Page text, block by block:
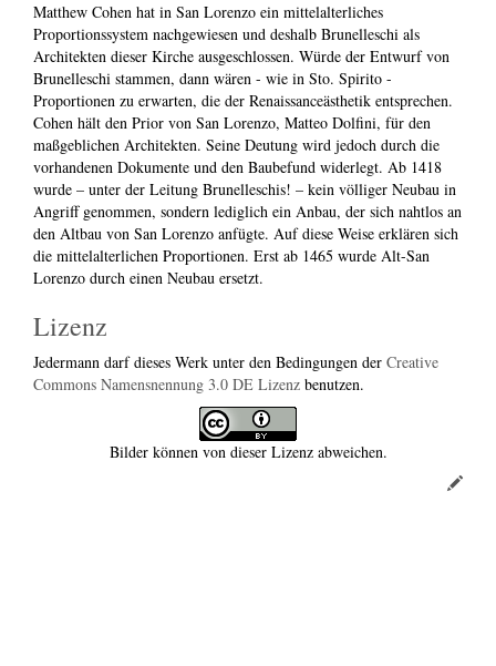
Matthew Cohen hat in San Lorenzo ein mittelalterliches
Proportionssystem nachgewiesen und deshalb Brunelleschi als
Architekten dieser Kirche ausgeschlossen. Würde der Entwurf von
Brunelleschi stammen, dann wären - wie in Sto. Spirito -
Proportionen zu erwarten, die der Renaissanceästhetik entsprechen.
Cohen hält den Prior von San Lorenzo, Matteo Dolfini, für den
maßgeblichen Architekten. Seine Deutung wird jedoch durch die
vorhandenen Dokumente und den Baubefund widerlegt. Ab 1418
wurde – unter der Leitung Brunelleschis! – kein völliger Neubau in
Angriff genommen, sondern lediglich ein Anbau, der sich nahtlos an
den Altbau von San Lorenzo anfügte. Auf diese Weise erklären sich
die mittelalterlichen Proportionen. Erst ab 1465 wurde Alt-San
Lorenzo durch einen Neubau ersetzt.
Lizenz
Jedermann darf dieses Werk unter den Bedingungen der Creative
Commons Namensnennung 3.0 DE Lizenz benutzen.
Bilder können von dieser Lizenz abweichen.